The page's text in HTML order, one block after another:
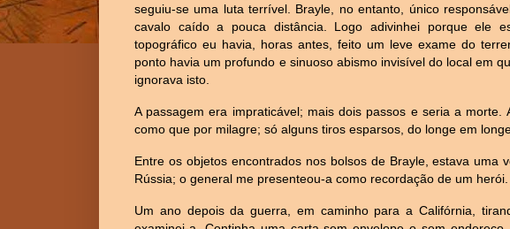
seguiu-se uma luta terrível. Brayle, no entanto, único
cavalo caído a pouca distância. Logo adivinhei porque ele
topográfico eu havia, horas antes, feito um leve exame do
ponto havia um profundo e sinuoso abismo invisível do local em
ignorava isto.
A passagem era impraticável; mais dois passos e seria a morte.
como que por milagre; só alguns tiros esparsos, do longe em
Entre os objetos encontrados nos bolsos de Brayle, estava uma
Rússia; o general me presenteou-a como recordação de um herói.
Um ano depois da guerra, em caminho para a Califórnia,